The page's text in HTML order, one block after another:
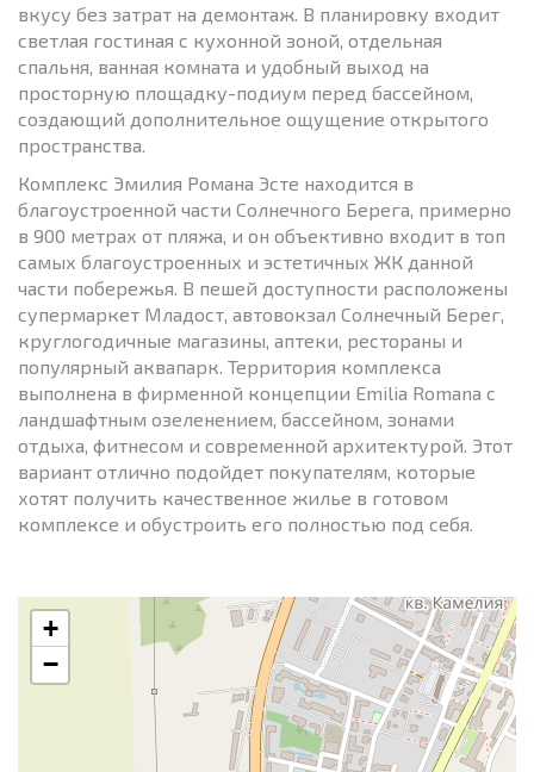
вкусу без затрат на демонтаж. В планировку входит
светлая гостиная с кухонной зоной, отдельная
спальня, ванная комната и удобный выход на
просторную площадку-подиум перед бассейном,
создающий дополнительное ощущение открытого
пространства.
Комплекс Эмилия Романа Эсте находится в
благоустроенной части Солнечного Берега, примерно
в 900 метрах от пляжа, и он объективно входит в топ
самых благоустроенных и эстетичных ЖК данной
части побережья. В пешей доступности расположены
супермаркет Младост, автовокзал Солнечный Берег,
круглогодичные магазины, аптеки, рестораны и
популярный аквапарк. Территория комплекса
выполнена в фирменной концепции Emilia Romana с
ландшафтным озеленением, бассейном, зонами
отдыха, фитнесом и современной архитектурой. Этот
вариант отлично подойдет покупателям, которые
хотят получить качественное жилье в готовом
комплексе и обустроить его полностью под себя.
+
−